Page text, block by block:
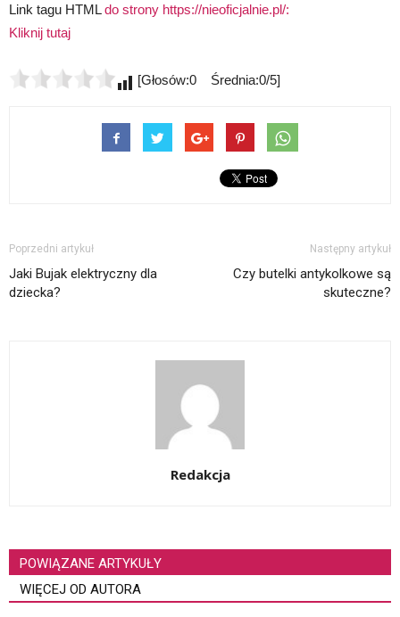
Link tagu HTMLdo strony https://nieoficjalnie.pl/:
Kliknij tutaj
[Głosów:0 Średnia:0/5]
Poprzedni artykuł
Jaki Bujak elektryczny dla
dziecka?
Następny artykuł
Czy butelki antykolkowe są
skuteczne?
Redakcja
POWIĄZANE ARTYKUŁY
WIĘCEJ OD AUTORA